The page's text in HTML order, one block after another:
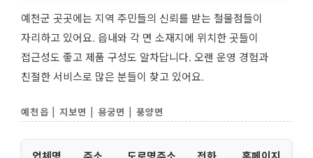
예천군 곳곳에는 지역 주민들의 신뢰를 받는 철물점들이
자리하고 있어요. 읍내와 각 면 소재지에 위치한 곳들이
접근성도 좋고 제품 구성도 알차답니다. 오랜 운영 경험과
친절한 서비스로 많은 분들이 찾고 있어요.
예천읍 | 지보면 | 용궁면 | 풍양면